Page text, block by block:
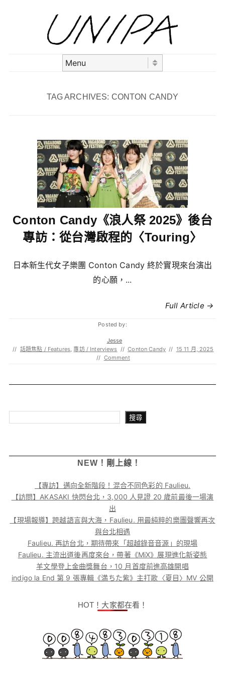
TAG ARCHIVES: CONTON CANDY
Conton Candy《浪人祭 2025》後台
專訪：從台灣啟程的〈Touring〉
日本新生代女子樂團 Conton Candy 終於實現來台演出
的心願，...
Full Article →
Posted by:
Jesse
// 話題焦點 / Features,專訪 / Interviews // Conton Candy // 15 11 月, 2025
// Comment
搜尋
NEW！剛上線！
【專訪】邁向全新階段！混合不同色彩的 Faulieu.
【訪問】AKASAKI 快閃台北，3,000 人見證 20 歲前最後一場演
出
【現場報導】跨越語言與大海，Faulieu. 用最純粹的樂團聲響再次
與台北相遇
Faulieu. 再訪台北，期待帶來「超越錄音音源」的現場
Faulieu. 主流出道後再度來台，帶著《MiX》展現進化新姿態
羊文學登上金曲獎舞台，10 月首度前進高雄開唱
indigo la End 第 9 張專輯《満ちた紫》主打歌〈夏目〉MV 公開
HOT！大家都在看！